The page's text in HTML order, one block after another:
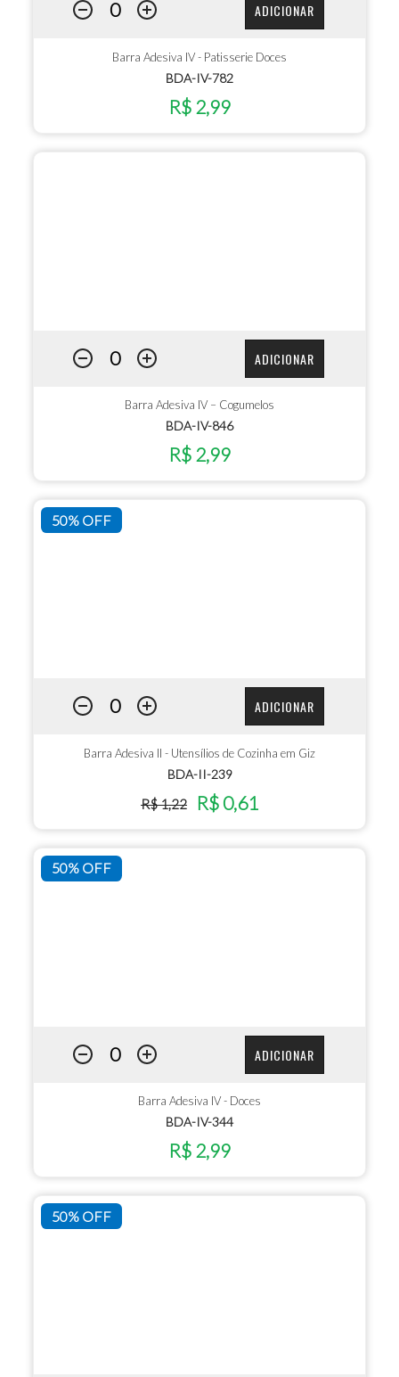
ADICIONAR
Barra Adesiva IV - Patisserie Doces
BDA-IV-782
R$ 2,99
ADICIONAR
Barra Adesiva IV – Cogumelos
BDA-IV-846
R$ 2,99
50% OFF
ADICIONAR
Barra Adesiva II - Utensílios de Cozinha em Giz
BDA-II-239
R$ 1,22 R$ 0,61
50% OFF
ADICIONAR
Barra Adesiva IV - Doces
BDA-IV-344
R$ 2,99
50% OFF